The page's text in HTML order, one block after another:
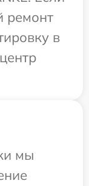
ремонт
в
мы